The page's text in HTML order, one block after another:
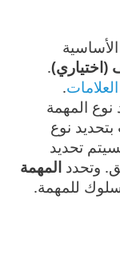
(اختياري).
.
نوع المهمة
بتحديد نوع
تحديد
وتحدد المهمة
للمهمة.